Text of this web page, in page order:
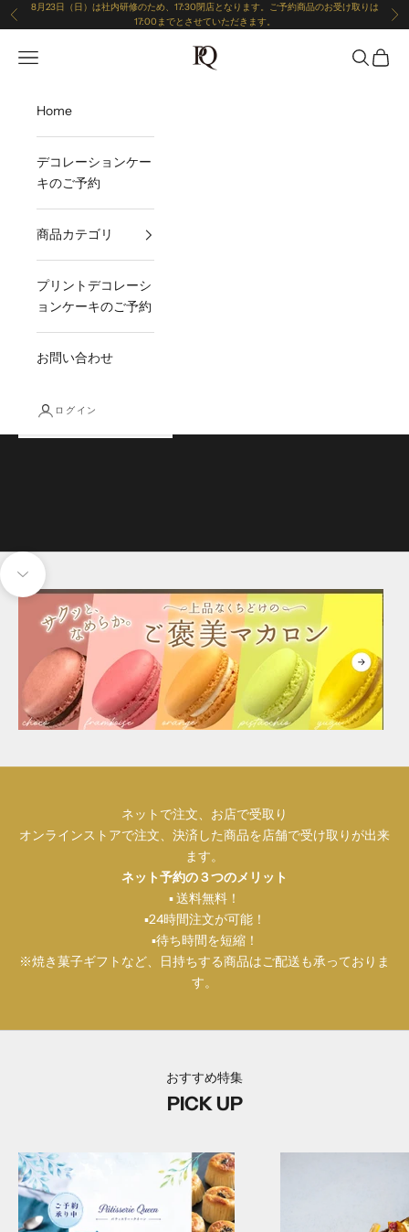
コンテンツへスキップ
前へ
8月23日（日）は社内研修のため、17:30閉店となります。ご予約商品のお受け取りは
17:00までとさせていただきます。
次
patisserie-queen
メニューを開く 検索を開
カー
Home
デコレーションケー
キのご予約
商品カテゴリ
プリントデコレーシ
ョンケーキのご予約
お問い合わせ
ログイン
次のセクションに移動
ネットで注文、お店で受取り
オンラインストアで注文、決済した商品を店舗で受け取りが出来
ます。
ネット予約の３つのメリット
▪️ 送料無料！
▪️24時間注文が可能！
▪️待ち時間を短縮！
※焼き菓子ギフトなど、日持ちする商品はご配送も承っておりま
す。
おすすめ特集
PICK UP